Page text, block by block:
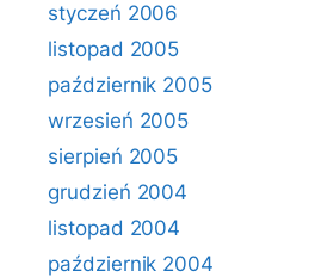
styczeń 2006
listopad 2005
październik 2005
wrzesień 2005
sierpień 2005
grudzień 2004
listopad 2004
październik 2004